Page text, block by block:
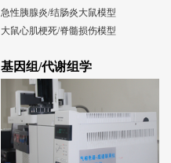
急性胰腺炎/结肠炎大鼠模型
大鼠心肌梗死/脊髓损伤模型
基因组/代谢组学